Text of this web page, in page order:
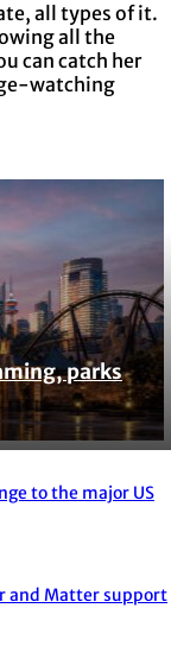
all types of it.
all the
can catch her
watching
parks
to the major US
and Matter support